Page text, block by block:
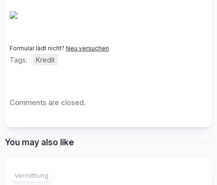
Formular lädt nicht? Neu versuchen
Tags: Kredit
Comments are closed.
You may also like
Vermittlung